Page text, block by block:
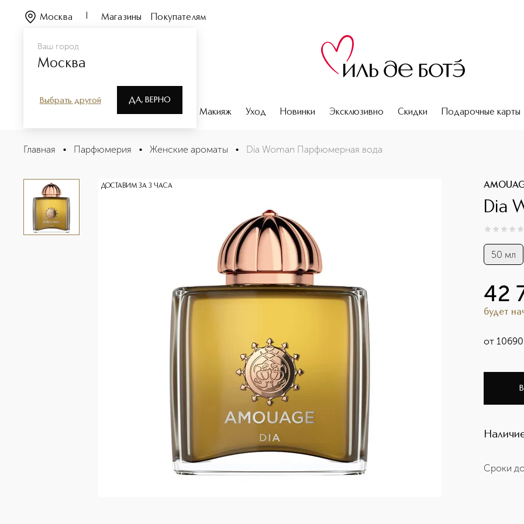
Ваш город
Москва
Выбрать другой ДА, ВЕРНО
Москва Магазины Покупателям
Парфюмерия Макияж Уход Новинки Эксклюзивно Скидки Подарочные карты
Dia Woman Парфюмерная вода
Описание
Главная • Парфюмерия • Женские ароматы • Dia Woman Парфюмерная вода
ДОСТАВИМ ЗА 3 ЧАСА
Dia
0из 0
50 мл
42
будет
от 10690
Сроки